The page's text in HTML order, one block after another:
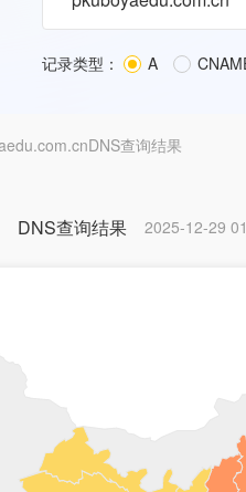
记录类型： A
查询结果
DNS查询结果 2025-12-29